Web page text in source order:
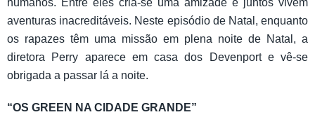
humanos. Entre eles cria-se uma amizade e juntos vivem
aventuras inacreditáveis. Neste episódio de Natal, enquanto
os rapazes têm uma missão em plena noite de Natal, a
diretora Perry aparece em casa dos Devenport e vê-se
obrigada a passar lá a noite.
“OS GREEN NA CIDADE GRANDE”